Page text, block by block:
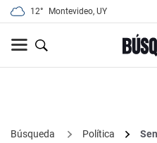
12° Montevideo, UY
Búsqueda Política